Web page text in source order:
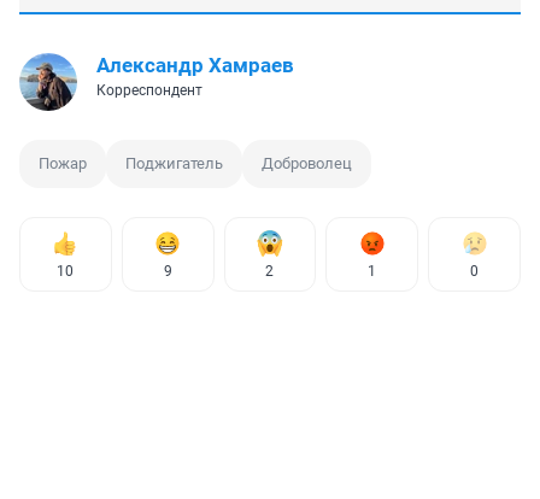
Александр Хамраев
Корреспондент
Пожар Поджигатель Доброволец
10 9 2 1 0